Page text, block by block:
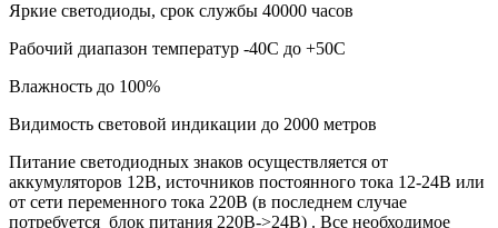
Яркие светодиоды, срок службы 40000 часов
Рабочий диапазон температур -40С до +50С
Влажность до 100%
Видимость световой индикации до 2000 метров
Питание светодиодных знаков осуществляется от
аккумуляторов 12В, источников постоянного тока 12-24В или
от сети переменного тока 220В (в последнем случае
потребуется блок питания 220В->24В) . Все необходимое